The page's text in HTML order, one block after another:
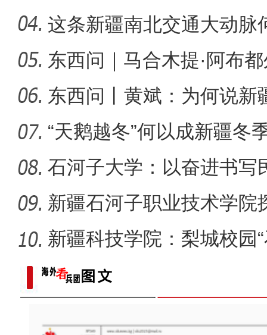
侨乡故事 | 喀什土陶技艺
桂
这条新疆南北交通大动脉
度”？
东西问｜马合木提·阿布
何以实
东西问丨黄斌：为何说新
一部交
“天鹅越冬”何以成新疆冬
石河子大学：以奋进书写
新疆石河子职业技术学院
同体意
新疆科技学院：梨城校园
绘“同心